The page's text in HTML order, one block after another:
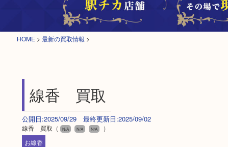
HOME > 最新の買取情報 >
線香 買取
公開日:2025/09/29 最終更新日:2025/09/02
線香 買取（ N/A N/A N/A
）
お線香